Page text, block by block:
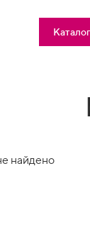
Каталог
найдено